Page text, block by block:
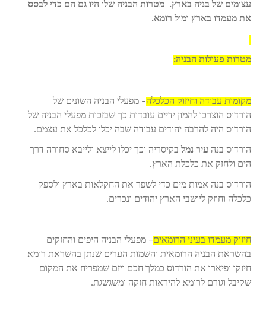
עצומים של בניה בארץ. מטרות הבניה שלו היו גם הם כדי לבסס
את מעמדו בארץ ומול רומא.
מטרות פעולות הבניה:
מקומות עבודה וחיזוק הכלכלה– מפעלי הבניה השונים של
הורדוס הוצרכו להמון ידיים עובדות כך שבזכות מפעלי הבניה של
הורדוס היה להרבה יהודים עבודה שבה יכלו לכלכל את עצמם.
הורדוס בנה עיר נמל בקיסריה וכך יכלו לייצא ולייבא סחורה דרך
הים ולחזק את כלכלת הארץ.
הורדוס בנה אמות מים כדי לשפר את החקלאות בארץ ולספק
כלכלה וחוזק ליושבי הארץ יהודים ונכרים.
חיזוק מעמדו בעיני הרומאים– מפעלי הבניה היפים והחזקים
בהשראת הבניה הרומאית והשמות הערים שנתן בהשראת רומא
חיזקו ופיארו את הורדוס כמלך חכם ויזם שמפריח את המקום
שקיבל וגורם לרומא להיראות חזקה ומשגשגת.